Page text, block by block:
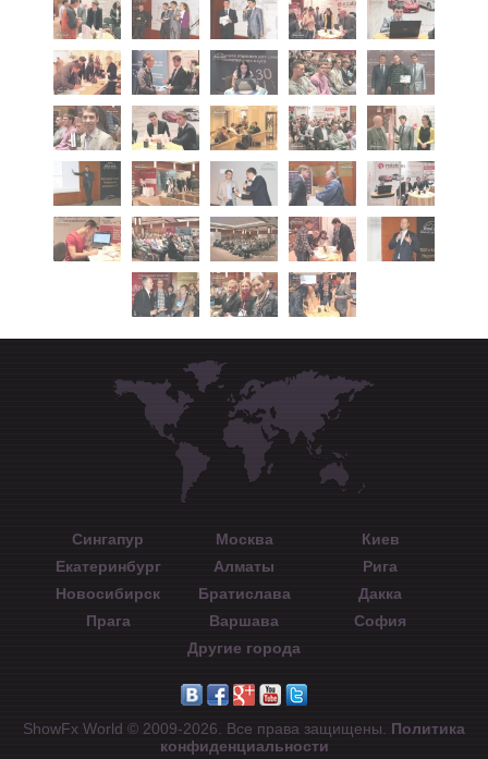
Сингапур Москва
Киев
Екатеринбург
Алматы
Рига
Новосибирск
Братислава
Дакка
Прага
Варшава
София
Другие города
ShowFx World © 2009-2026. Все права защищены. Политика
конфиденциальности